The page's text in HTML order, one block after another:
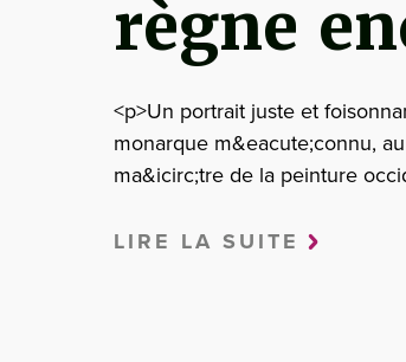
règne
<p>Un portrait juste et
monarque m&eacute;connu,
ma&icirc;tre de la peinture
LIRE LA SUITE